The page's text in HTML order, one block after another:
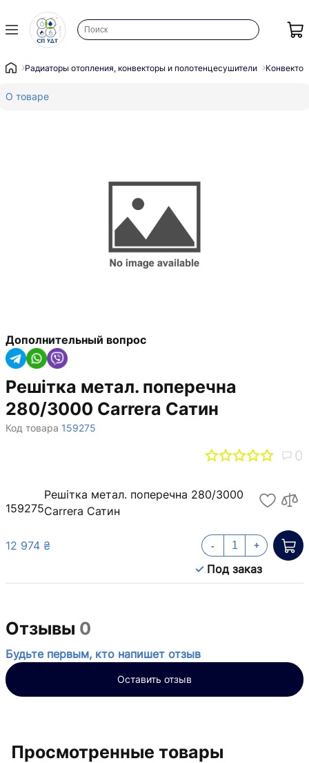
Радиаторы отопления, конвекторы и полотенцесушители
О товаре
Дополнительный вопрос
Решітка метал. поперечна
280/3000 Carrera Сатин
Код товара 159275
0
159275
Решітка метал. поперечна 280/3000
Carrera Сатин
12 974 ₴
Под заказ
- +
Отзывы 0
Будьте первым, кто напишет отзыв
Оставить отзыв
Просмотренные товары